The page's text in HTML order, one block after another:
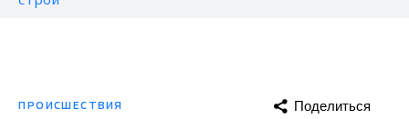
ПРОИСШЕСТВИЯ Поделиться